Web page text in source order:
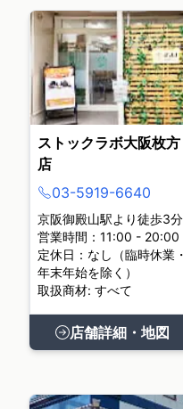
ストックラボ大阪枚方
店
03-5919-6640
京阪御殿山駅より徒歩3分
営業時間：11:00 - 20:00
定休日：なし（臨時休業・
年末年始を除く）
取扱商材: すべて
店舗詳細・地図